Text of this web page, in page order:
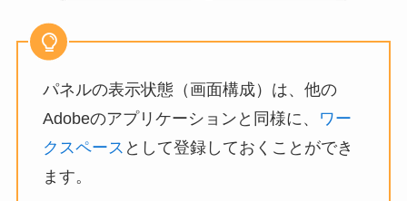
パネルの表示状態（画面構成）は、他の
Adobeのアプリケーションと同様に、
ワー
クスペース として登録しておくことができ
ます。